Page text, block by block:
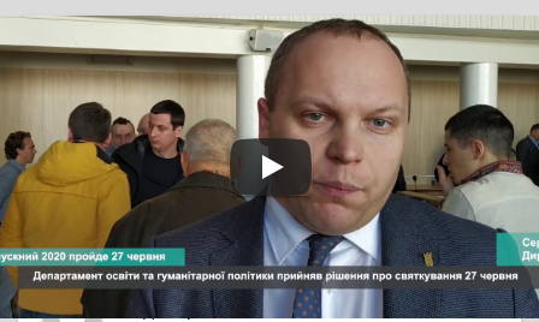
TV СЮЖЕТ ПРЯМА МОВА
Випускний-2020
відбудеться 27 червня
Від editor
ЛЮТ 21, 2020 #випускний-2020,
#департамент освіти
#освіта,